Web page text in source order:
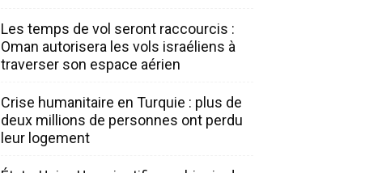
Les temps de vol seront raccourcis :
Oman autorisera les vols israéliens à
traverser son espace aérien
Crise humanitaire en Turquie : plus de
deux millions de personnes ont perdu
leur logement